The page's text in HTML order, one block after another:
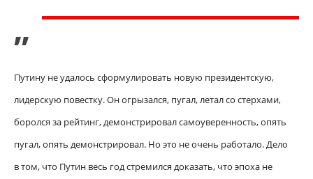
”
Путину не удалось сформулировать новую президентскую,
лидерскую повестку. Он огрызался, пугал, летал со стерхами,
боролся за рейтинг, демонстрировал самоуверенность, опять
пугал, опять демонстрировал. Но это не очень работало. Дело
в том, что Путин весь год стремился доказать, что эпоха не